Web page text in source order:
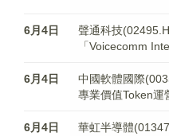
6月4日
聲通科技
「Voicecomm
6月4日
中國軟體國際
專業價值Token運
6月4日
華虹半導體